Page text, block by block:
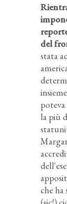
del
stata
la più
che